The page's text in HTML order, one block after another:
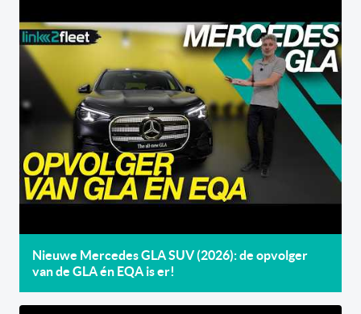
Nieuwe Mercedes GLA SUV (2026): de opvolger
van de GLA én EQA is er!